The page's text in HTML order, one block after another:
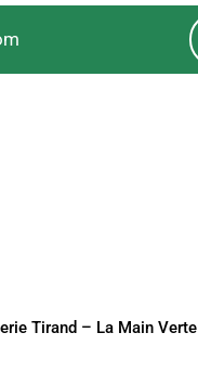
Tirand – La Main Verte